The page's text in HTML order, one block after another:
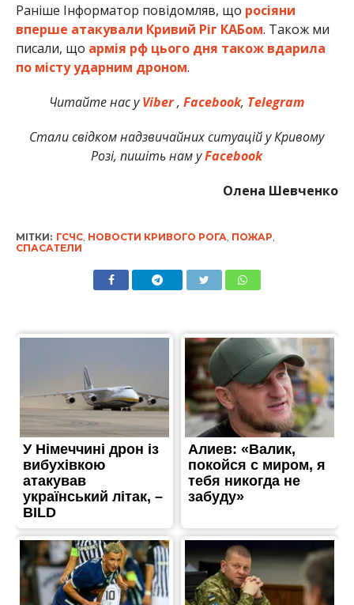
Раніше Інформатор повідомляв, що росіяни
вперше атакували Кривий Ріг КАБом. Також ми
писали, що армія рф цього дня також вдарила
по місту ударним дроном.
Читайте нас уViber,Facebook, Telegram
Стали свідком надзвичайних ситуацій у Кривому
Розі, пишіть нам уFacebook
Олена Шевченко
МІТКИ: ГСЧС, НОВОСТИ КРИВОГО РОГА ПОЖАР
СПАСАТЕЛИ